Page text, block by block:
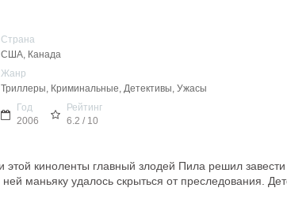
Страна
США, Канада
Жанр
Триллеры, Криминальные, Детективы, Ужасы
Год
2006
Рейтинг
6.2 / 10
этой киноленты главный злодей Пила решил
маньяку удалось скрыться от преследования.